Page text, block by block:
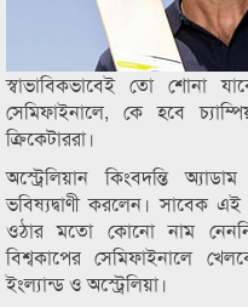
স্বাভাবিকভাবেই তো শোনা
সেমিফাইনালে, কে হবে
ক্রিকেটাররা।
অস্ট্রেলিয়ান কিংবদন্তি
ভবিষ্যদ্বাণী করলেন। সাবেক
ওঠার মতো কোনো নাম
বিশ্বকাপের সেমিফাইনালে
ইংল্যান্ড ও অস্ট্রেলিয়া।